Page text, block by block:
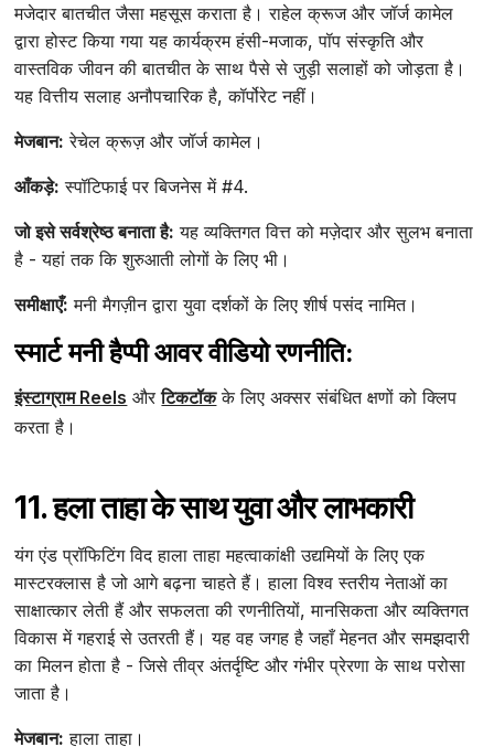
मजेदार बातचीत जैसा महसूस कराता है। राहेल क्रूज और जॉर्ज कामेल
द्वारा होस्ट किया गया यह कार्यक्रम हंसी-मजाक, पॉप संस्कृति और
वास्तविक जीवन की बातचीत के साथ पैसे से जुड़ी सलाहों को जोड़ता है।
यह वित्तीय सलाह अनौपचारिक है, कॉर्पोरेट नहीं।
मेजबान: रेचेल क्रूज़ और जॉर्ज कामेल।
आँकड़े: स्पॉटिफाई पर बिजनेस में #4.
जो इसे सर्वश्रेष्ठ बनाता है: यह व्यक्तिगत वित्त को मज़ेदार और सुलभ बनाता
है - यहां तक कि शुरुआती लोगों के लिए भी।
समीक्षाएँ: मनी मैगज़ीन द्वारा युवा दर्शकों के लिए शीर्ष पसंद नामित।
स्मार्ट मनी हैप्पी आवर वीडियो रणनीति:
इंस्टाग्राम Reels औरटिकटॉकके लिए अक्सर संबंधित क्षणों को क्लिप
करता है।
11. हला ताहा के साथ युवा और लाभकारी
यंग एंड प्रॉफिटिंग विद हाला ताहा महत्वाकांक्षी उद्यमियों के लिए एक
मास्टरक्लास है जो आगे बढ़ना चाहते हैं। हाला विश्व स्तरीय नेताओं का
साक्षात्कार लेती हैं और सफलता की रणनीतियों, मानसिकता और व्यक्तिगत
विकास में गहराई से उतरती हैं। यह वह जगह है जहाँ मेहनत और समझदारी
का मिलन होता है - जिसे तीव्र अंतर्दृष्टि और गंभीर प्रेरणा के साथ परोसा
जाता है।
मेजबान: हाला ताहा।